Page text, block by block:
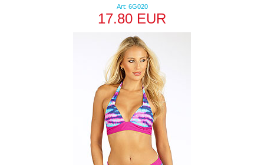
Art: 6G020
17.80 EUR